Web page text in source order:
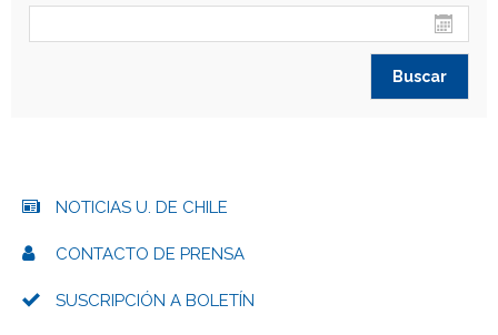
NOTICIAS U. DE CHILE
CONTACTO DE PRENSA
SUSCRIPCIÓN A BOLETÍN